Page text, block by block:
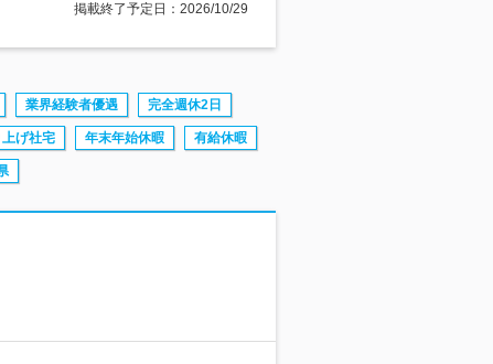
掲載終了予定日：2026/10/29
業界経験者優遇 完全週休2日
げ社宅 年末年始休暇 有給休暇